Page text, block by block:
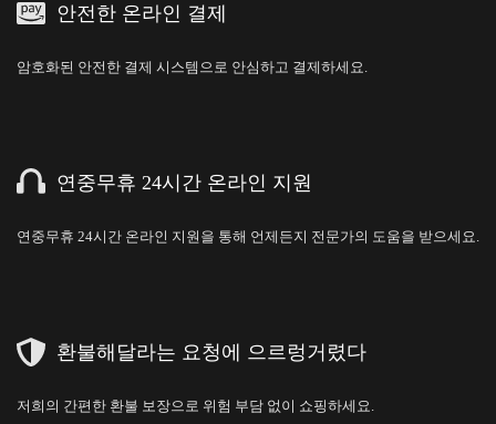
안전한 온라인 결제
암호화된 안전한 결제 시스템으로 안심하고 결제하세요.
연중무휴 24시간 온라인 지원
연중무휴 24시간 온라인 지원을 통해 언제든지 전문가의 도움을 받으세요.
환불해달라는 요청에 으르렁거렸다
저희의 간편한 환불 보장으로 위험 부담 없이 쇼핑하세요.